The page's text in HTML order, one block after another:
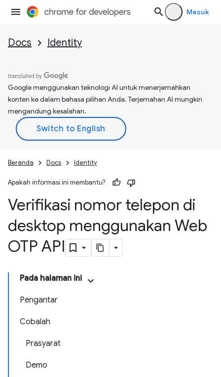
Masuk
Docs Identity
Google menggunakan teknologi AI untuk menerjemahkan
konten ke dalam bahasa pilihan Anda. Terjemahan AI mungkin
mengandung kesalahan.
Beranda Docs Identity
Apakah informasi ini membantu?
Verifikasi nomor telepon di
desktop menggunakan Web
OTP API
Pada halaman ini
Pengantar
Cobalah
Prasyarat
Demo